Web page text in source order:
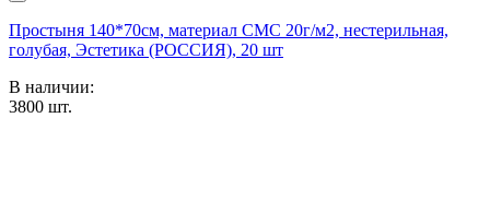
Простыня 140*70см, материал СМС 20г/м2, нестерильная,
голубая, Эстетика (РОССИЯ), 20 шт
В наличии:
3800 шт.